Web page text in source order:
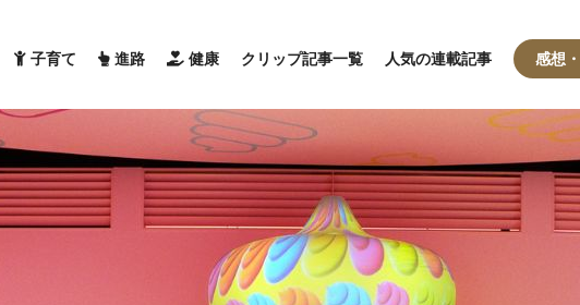
子育て 進路 健康 クリップ記事一覧 人気の連載記事 感想